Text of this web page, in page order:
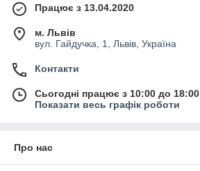
Працює з 13.04.2020
м. Львів
вул. Гайдучка, 1, Львів, Україна
Контакти
Сьогодні працює з 10:00 до 18:00
Показати весь графік роботи
Про нас